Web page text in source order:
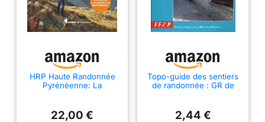
HRP Haute Randonnée
Pyrénéenne: La
Méditerranée
22,00 €
Topo-guide des sentiers
de randonnée : GR de
pays, Paris à pied
2,44 €